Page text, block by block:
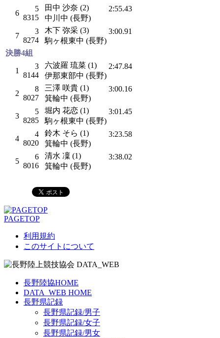
6
5
8315
田中 沙奈 (2)
中川中 (長野)
2:55.43
7
3
8274
木下 弥采 (3)
駒ヶ根東中 (長野)
3:00.91
決勝4組
1
3
8144
六波羅 琉菜 (1)
伊那東部中 (長野)
2:47.84
2
8
8027
三澤 咲貴 (1)
箕輪中 (長野)
3:00.16
3
5
8285
堀内 花恋 (1)
駒ヶ根東中 (長野)
3:01.45
4
4
8020
鈴木 そら (1)
箕輪中 (長野)
3:23.58
5
6
8016
清水 凜 (1)
箕輪中 (長野)
3:38.02
PAGETOP
利用規約
このサイトについて
長野陸協HOME
DATA_WEB HOME
長野県記録
長野県記録/男子
長野県記録/女子
長野県記録/男女